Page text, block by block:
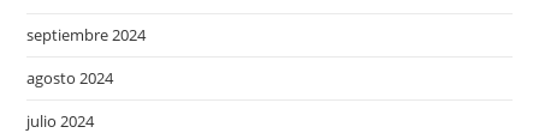
septiembre 2024
agosto 2024
julio 2024